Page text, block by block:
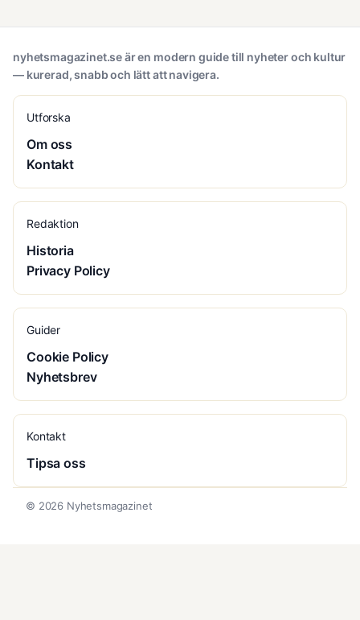
nyhetsmagazinet.se är en modern guide till nyheter och kultur
— kurerad, snabb och lätt att navigera.
Utforska
Om oss
Kontakt
Redaktion
Historia
Privacy Policy
Guider
Cookie Policy
Nyhetsbrev
Kontakt
Tipsa oss
© 2026 Nyhetsmagazinet